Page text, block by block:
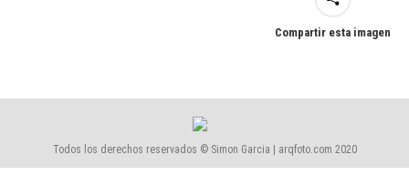
Compartir esta imagen
Todos los derechos reservados © Simon Garcia | arqfoto.com 2020